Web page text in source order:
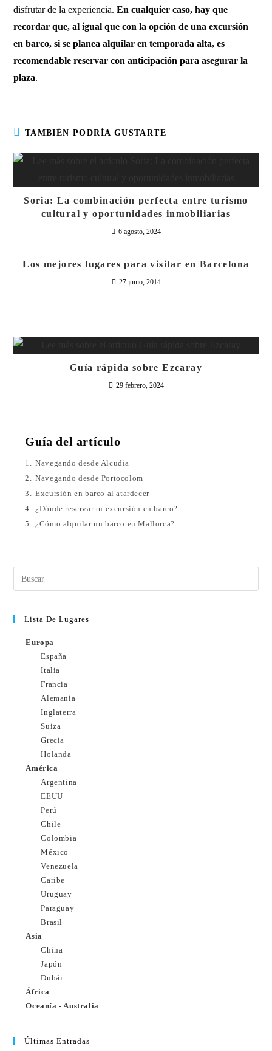
disfrutar de la experiencia.En cualquier caso, hay que
recordar que, al igual que con la opción de una excursión
en barco, si se planea alquilar en temporada alta, es
recomendable reservar con anticipación para asegurar la
plaza.
TAMBIÉN PODRÍA GUSTARTE
Soria: La combinación perfecta entre turismo
cultural y oportunidades inmobiliarias
6 agosto, 2024
Los mejores lugares para visitar en Barcelona
27 junio, 2014
Guía rápida sobre Ezcaray
29 febrero, 2024
Guía del artículo
1. Navegando desde Alcudia
2. Navegando desde Portocolom
3. Excursión en barco al atardecer
4. ¿Dónde reservar tu excursión en barco?
5. ¿Cómo alquilar un barco en Mallorca?
Lista De Lugares
Europa
España
Italia
Francia
Alemania
Inglaterra
Suiza
Grecia
Holanda
América
Argentina
EEUU
Perú
Chile
Colombia
México
Venezuela
Caribe
Uruguay
Paraguay
Brasil
Asia
China
Japón
Dubái
África
Oceanía - Australia
Últimas Entradas